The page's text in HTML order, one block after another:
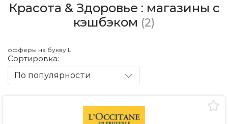
Красота & Здоровье : магазины с
кэшбэком (2)
офферы на букву L
Сортировка:
По популярности